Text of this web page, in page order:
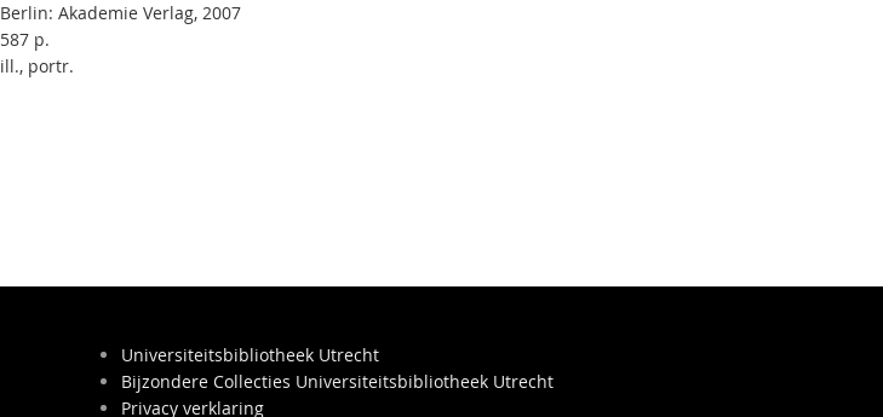
Berlin: Akademie Verlag, 2007
587 p.
ill., portr.
Universiteitsbibliotheek Utrecht
Bijzondere Collecties Universiteitsbibliotheek Utrecht
Privacy verklaring